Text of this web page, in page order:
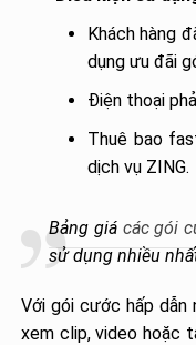
Khách hàng
dụng ưu đãi
Điện thoại
Thuê bao
dịch vụ ZING.
Bảng giá các gói
sử dụng nhiều
Với gói cước hấp dẫn
xem clip, video hoặc